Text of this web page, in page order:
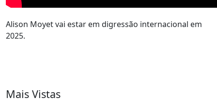
Alison Moyet vai estar em digressão internacional em
2025.
Mais Vistas